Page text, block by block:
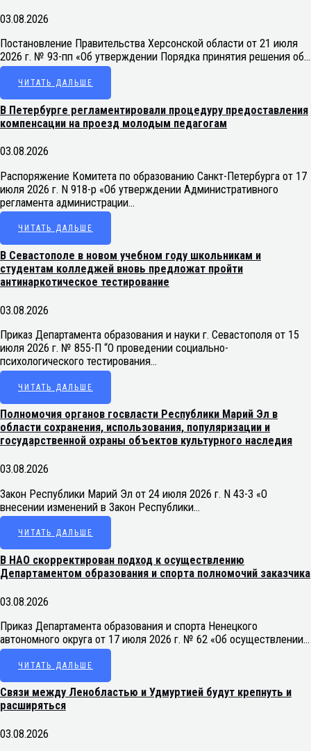
03.08.2026
Постановление Правительства Херсонской области от 21 июля
2026 г. № 93-пп «Об утверждении Порядка принятия решения об…
ЧИТАТЬ ДАЛЬШЕ
В Петербурге регламентировали процедуру предоставления
компенсации на проезд молодым педагогам
03.08.2026
Распоряжение Комитета по образованию Санкт-Петербурга от 17
июля 2026 г. N 918-р «Об утверждении Административного
регламента администрации…
ЧИТАТЬ ДАЛЬШЕ
В Севастополе в новом учебном году школьникам и
студентам колледжей вновь предложат пройти
антинаркотическое тестирование
03.08.2026
Приказ Департамента образования и науки г. Севастополя от 15
июля 2026 г. № 855-П “О проведении социально-
психологического тестирования…
ЧИТАТЬ ДАЛЬШЕ
Полномочия органов госвласти Республики Марий Эл в
области сохранения, использования, популяризации и
государственной охраны объектов культурного наследия
03.08.2026
Закон Республики Марий Эл от 24 июля 2026 г. N 43-З «О
внесении изменений в Закон Республики…
ЧИТАТЬ ДАЛЬШЕ
В НАО скорректирован подход к осуществлению
Департаментом образования и спорта полномочий заказчика
03.08.2026
Приказ Департамента образования и спорта Ненецкого
автономного округа от 17 июля 2026 г. № 62 «Об осуществлении…
ЧИТАТЬ ДАЛЬШЕ
Связи между Ленобластью и Удмуртией будут крепнуть и
расширяться
03.08.2026